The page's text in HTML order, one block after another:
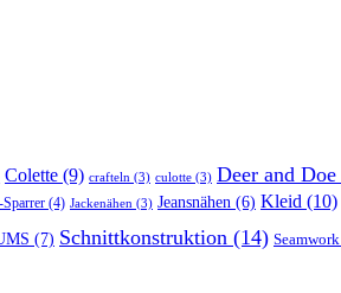
Colette (9) crafteln (3) culotte (3) Deer and Doe
(4) Jackenähen (3) Jeansnähen (6) Kleid (10)
(7) Schnittkonstruktion (14) Seamwork